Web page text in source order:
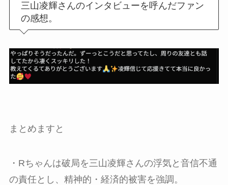
三山凌輝さんのインタビューを呼んだファン
の感想。
まとめますと
・Rちゃんは破局を三山凌輝さんの浮気と音信不通
の責任とし、精神的・経済的被害を強調。